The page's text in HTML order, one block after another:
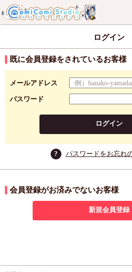
ログイン
既に会員登録をされているお客様
メールアドレス
パスワード
ログイン
? パスワードをお忘れ
会員登録がお済みでないお客様
新規会員登録